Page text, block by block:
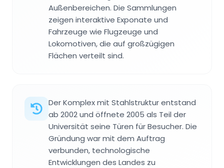
Außenbereichen. Die Sammlungen
zeigen interaktive Exponate und
Fahrzeuge wie Flugzeuge und
Lokomotiven, die auf großzügigen
Flächen verteilt sind.
Der Komplex mit Stahlstruktur entstand
ab 2002 und öffnete 2005 als Teil der
Universität seine Türen für Besucher. Die
Gründung war mit dem Auftrag
verbunden, technologische
Entwicklungen des Landes zu